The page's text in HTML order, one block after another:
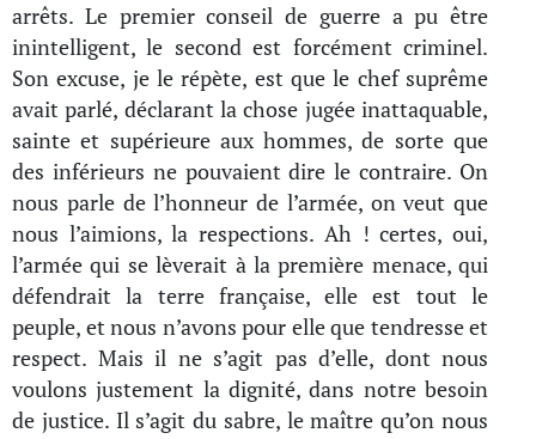
arrêts. Le premier conseil de guerre a pu être
inintelligent, le second est forcément criminel.
Son excuse, je le répète, est que le chef suprême
avait parlé, déclarant la chose jugée inattaquable,
sainte et supérieure aux hommes, de sorte que
des inférieurs ne pouvaient dire le contraire. On
nous parle de l’honneur de l’armée, on veut que
nous l’aimions, la respections. Ah ! certes, oui,
l’armée qui se lèverait à la première menace, qui
défendrait la terre française, elle est tout le
peuple, et nous n’avons pour elle que tendresse et
respect. Mais il ne s’agit pas d’elle, dont nous
voulons justement la dignité, dans notre besoin
de justice. Il s’agit du sabre, le maître qu’on nous